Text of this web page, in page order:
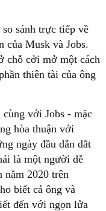
sánh trực tiếp về
của Musk và Jobs.
chỗ cởi mở một cách
thiên tài của ông
cùng với Jobs - mặc
hòa thuận với
ngày đầu dẫn dắt
là một người dễ
năm 2020 trên
biết cả ông và
đến với ngọn lửa